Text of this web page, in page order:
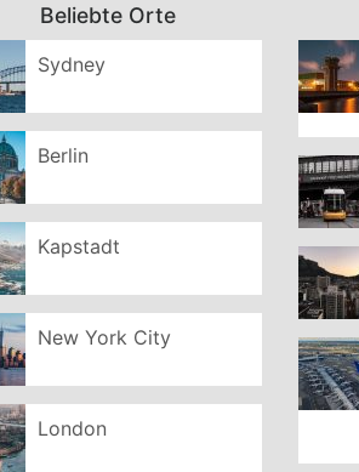
Beliebte Orte
Sydney
Berlin
Kapstadt
New York City
London